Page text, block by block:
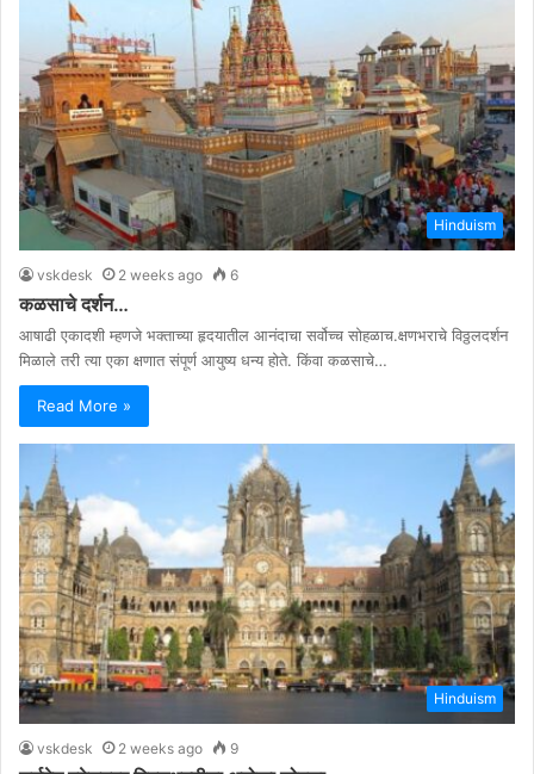
Hinduism
vskdesk 2 weeks ago 6
कळसाचे दर्शन…
आषाढी एकादशी म्हणजे भक्ताच्या हृदयातील आनंदाचा सर्वोच्च सोहळाच.क्षणभराचे विठ्ठलदर्शन
मिळाले तरी त्या एका क्षणात संपूर्ण आयुष्य धन्य होते. किंवा कळसाचे…
Read More »
Hinduism
vskdesk 2 weeks ago 9